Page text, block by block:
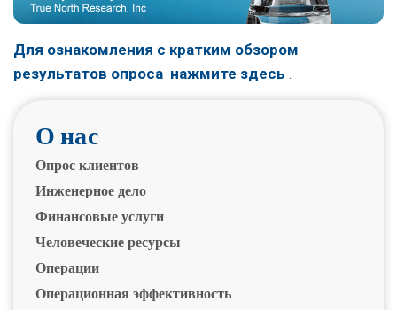
Для ознакомления с кратким обзором
результатов опроса нажмите здесь .
О нас
Опрос клиентов
Инженерное дело
Финансовые услуги
Человеческие ресурсы
Операции
Операционная эффективность